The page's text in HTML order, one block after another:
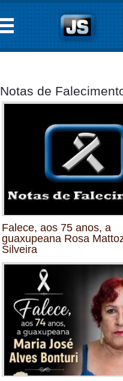
Notas de
Falece, aos 75 anos, a
guaxupeana Rosa
Silveira